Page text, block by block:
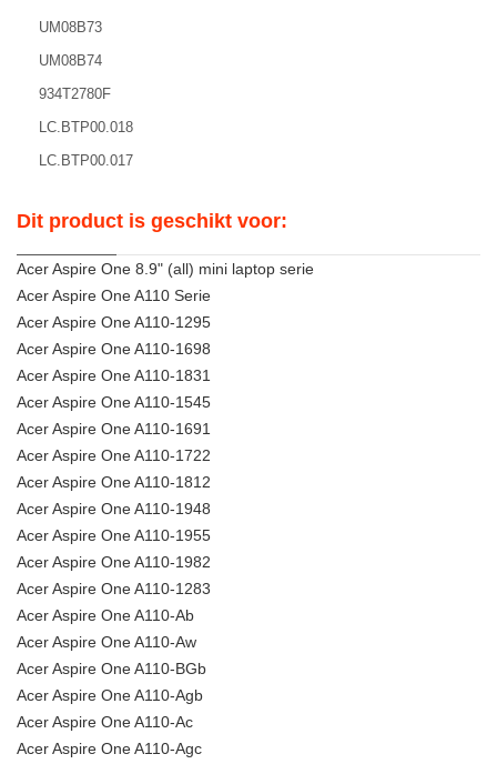
UM08B73
UM08B74
934T2780F
LC.BTP00.018
LC.BTP00.017
Dit product is geschikt voor:
Acer Aspire One 8.9" (all) mini laptop serie
Acer Aspire One A110 Serie
Acer Aspire One A110-1295
Acer Aspire One A110-1698
Acer Aspire One A110-1831
Acer Aspire One A110-1545
Acer Aspire One A110-1691
Acer Aspire One A110-1722
Acer Aspire One A110-1812
Acer Aspire One A110-1948
Acer Aspire One A110-1955
Acer Aspire One A110-1982
Acer Aspire One A110-1283
Acer Aspire One A110-Ab
Acer Aspire One A110-Aw
Acer Aspire One A110-BGb
Acer Aspire One A110-Agb
Acer Aspire One A110-Ac
Acer Aspire One A110-Agc